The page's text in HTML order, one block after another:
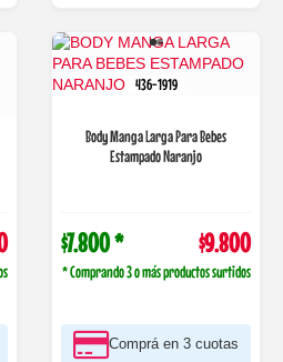
436-1919
Body Manga Larga Para Bebes
Estampado Naranjo
$7.800 * $9.800
* Comprando 3 o más productos surtidos
Comprá en 3 cuotas